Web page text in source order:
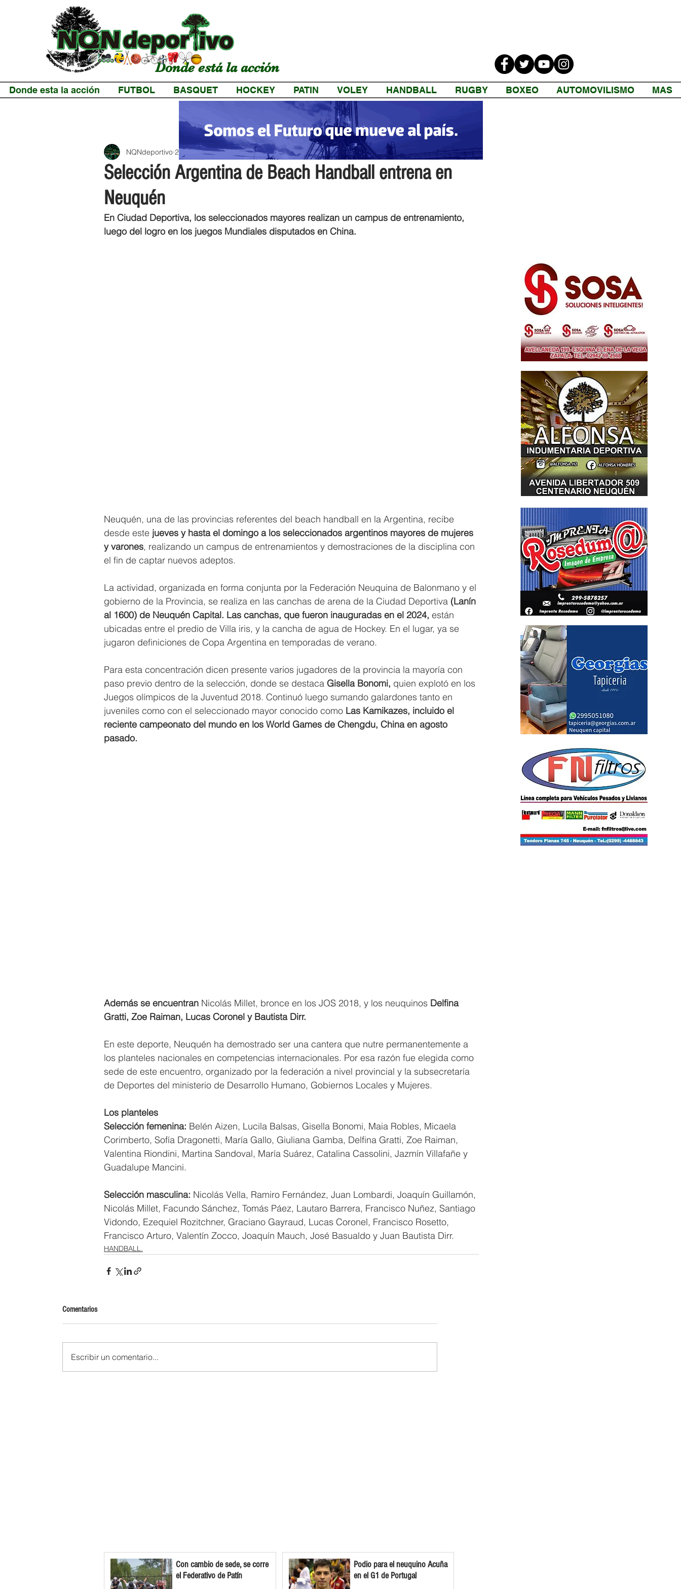
Donde está la acción
Donde esta la acción FUTBOL BASQUET HOCKEY PATIN VOLEY HANDBALL RUGBY BOXEO AUTOMOVILISMO MAS
Selección Argentina de Beach Handball entrena en
Neuquén
NQNdeportivo 2 min de lectura
En Ciudad Deportiva, los seleccionados mayores realizan un campus de entrenamiento,
luego del logro en los juegos Mundiales disputados en China.
Neuquén, una de las provincias referentes del beach handball en la Argentina, recibe
desde este jueves y hasta el domingo a los seleccionados argentinos mayores de mujeres
y varones, realizando un campus de entrenamientos y demostraciones de la disciplina con
el fin de captar nuevos adeptos.
La actividad, organizada en forma conjunta por la Federación Neuquina de Balonmano y el
gobierno de la Provincia, se realiza en las canchas de arena de la Ciudad Deportiva (Lanín
al 1600) de Neuquén Capital. Las canchas, que fueron inauguradas en el 2024, están
ubicadas entre el predio de Villa iris, y la cancha de agua de Hockey. En el lugar, ya se
jugaron definiciones de Copa Argentina en temporadas de verano.
Para esta concentración dicen presente varios jugadores de la provincia la mayoría con
paso previo dentro de la selección, donde se destaca Gisella Bonomi, quien explotó en los
Juegos olímpicos de la Juventud 2018. Continuó luego sumando galardones tanto en
juveniles como con el seleccionado mayor conocido como Las Kamikazes, incluido el
reciente campeonato del mundo en los World Games de Chengdu, China en agosto
pasado.
Además se encuentran Nicolás Millet, bronce en los JOS 2018, y los neuquinos Delfina
Gratti, Zoe Raiman, Lucas Coronel y Bautista Dirr.
En este deporte, Neuquén ha demostrado ser una cantera que nutre permanentemente a
los planteles nacionales en competencias internacionales. Por esa razón fue elegida como
sede de este encuentro, organizado por la federación a nivel provincial y la subsecretaría
de Deportes del ministerio de Desarrollo Humano, Gobiernos Locales y Mujeres.
Los planteles
Selección femenina: Belén Aizen, Lucila Balsas, Gisella Bonomi, Maia Robles, Micaela
Corimberto, Sofía Dragonetti, María Gallo, Giuliana Gamba, Delfina Gratti, Zoe Raiman,
Valentina Riondini, Martina Sandoval, María Suárez, Catalina Cassolini, Jazmín Villafañe y
Guadalupe Mancini.
Selección masculina: Nicolás Vella, Ramiro Fernández, Juan Lombardi, Joaquín Guillamón,
Nicolás Millet, Facundo Sánchez, Tomás Páez, Lautaro Barrera, Francisco Nuñez, Santiago
Vidondo, Ezequiel Rozitchner, Graciano Gayraud, Lucas Coronel, Francisco Rosetto,
Francisco Arturo, Valentín Zocco, Joaquín Mauch, José Basualdo y Juan Bautista Dirr.
HANDBALL.
Comentarios
Escribir un comentario...
Con cambio de sede, se corre
el Federativo de Patín
Podio para el neuquino Acuña
en el G1 de Portugal